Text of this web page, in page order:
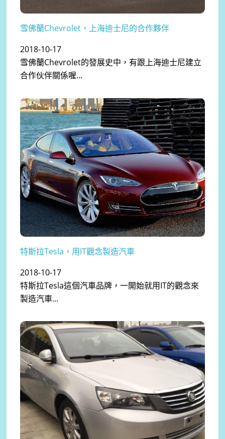
雪佛蘭Chevrolet，上海迪士尼的合作夥伴
2018-10-17
雪佛蘭Chevrolet的發展史中，有跟上海迪士尼建立
合作伙伴關係喔...
特斯拉Tesla，用IT觀念製造汽車
2018-10-17
特斯拉Tesla這個汽車品牌，一開始就用IT的觀念來
製造汽車...